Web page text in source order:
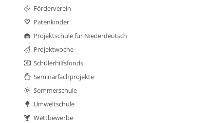
Förderverein
Patenkinder
Projektschule für Niederdeutsch
Projektwoche
Schülerhilfsfonds
Seminarfachprojekte
Sommerschule
Umweltschule
Wettbewerbe